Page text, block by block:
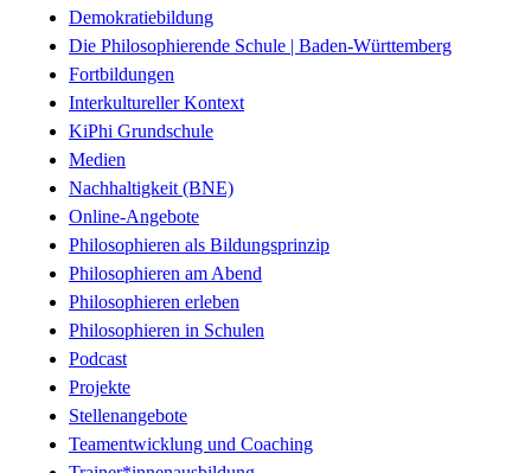
Demokratiebildung
Die Philosophierende Schule | Baden-Württemberg
Fortbildungen
Interkultureller Kontext
KiPhi Grundschule
Medien
Nachhaltigkeit (BNE)
Online-Angebote
Philosophieren als Bildungsprinzip
Philosophieren am Abend
Philosophieren erleben
Philosophieren in Schulen
Podcast
Projekte
Stellenangebote
Teamentwicklung und Coaching